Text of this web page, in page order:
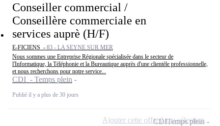
Conseiller commercial /
Conseillère commerciale en
services auprè (H/F)
E-FICIENS - 83 - LA SEYNE SUR MER
Nous sommes une Entreprise Régionale spécialisée dans le secteur de
l'Informatique, la Téléphonie et la Bureautique auprès d'une clientèle professionnelle,
et nous recherchons pour notre service...
CDI - Temps plein
Publié il y a plus de 30 jours
CDITemps plein
Ajouter cette offre à ma sélection